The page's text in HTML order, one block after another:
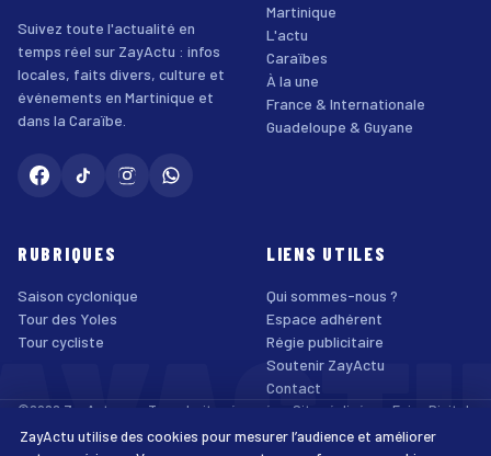
Suivez toute l'actualité en
temps réel sur ZayActu : infos
locales, faits divers, culture et
événements en Martinique et
dans la Caraïbe.
Martinique
L'actu
Caraïbes
À la une
France & Internationale
Guadeloupe & Guyane
RUBRIQUES
Saison cyclonique
Tour des Yoles
Tour cycliste
LIENS UTILES
Qui sommes-nous ?
Espace adhérent
Régie publicitaire
Soutenir ZayActu
Contact
©2026 ZayActu.org. Tous droits réservés. · Site réalisé par Enjoy Digital
Agency
Mentions légales
Confidentialité Cookies Accessibilité
ZayActu utilise des cookies pour mesurer l’audience et améliorer